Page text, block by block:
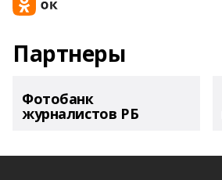
Партнеры
Фотобанк
журналистов РБ